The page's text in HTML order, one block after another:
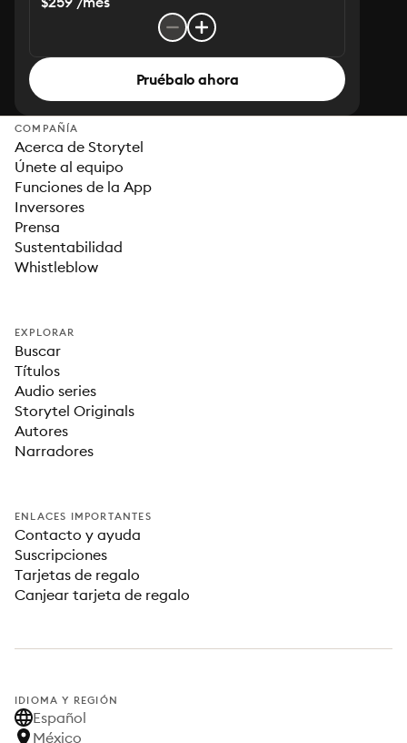
Pruébalo ahora
COMPAÑÍA
Acerca de Storytel
Únete al equipo
Funciones de la App
Inversores
Prensa
Sustentabilidad
Whistleblow
EXPLORAR
Buscar
Títulos
Audio series
Storytel Originals
Autores
Narradores
ENLACES IMPORTANTES
Contacto y ayuda
Suscripciones
Tarjetas de regalo
Canjear tarjeta de regalo
IDIOMA Y REGIÓN
Español
México